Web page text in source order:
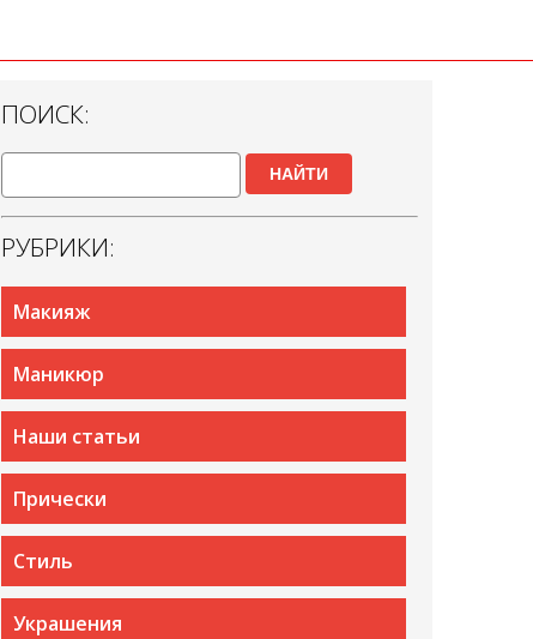
ПОИСК:
НАЙТИ
РУБРИКИ:
Макияж
Маникюр
Наши статьи
Прически
Стиль
Украшения